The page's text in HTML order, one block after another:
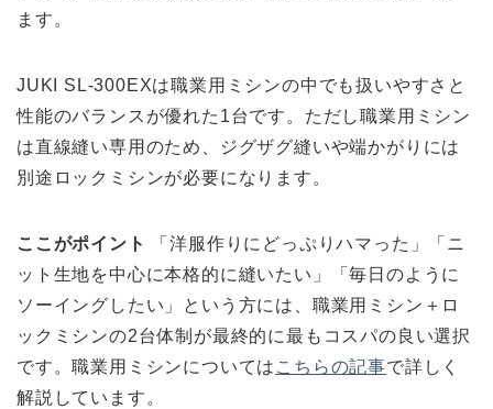
ます。
JUKI SL-300EXは職業用ミシンの中でも扱いやすさと
性能のバランスが優れた1台です。ただし職業用ミシン
は直線縫い専用のため、ジグザグ縫いや端かがりには
別途ロックミシンが必要になります。
ここがポイント
「洋服作りにどっぷりハマった」「ニ
ット生地を中心に本格的に縫いたい」「毎日のように
ソーイングしたい」という方には、職業用ミシン＋ロ
ックミシンの2台体制が最終的に最もコスパの良い選択
です。職業用ミシンについては こちらの記事で詳しく
解説しています。